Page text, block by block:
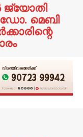
ജ്യോതി
മെബി